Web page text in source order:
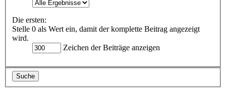
Die ersten:
Stelle 0 als Wert ein, damit der komplette Beitrag angezeigt
wird.
Zeichen der Beiträge anzeigen